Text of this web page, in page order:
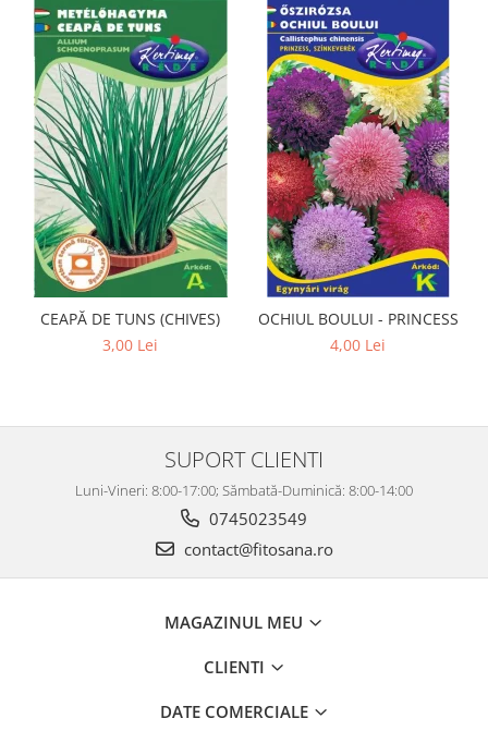
CEAPĂ DE TUNS (CHIVES)
3,00 Lei
OCHIUL BOULUI - PRINCESS
4,00 Lei
SUPORT CLIENTI
Luni-Vineri: 8:00-17:00; Sămbată-Duminică: 8:00-14:00
0745023549
contact@fitosana.ro
MAGAZINUL MEU
CLIENTI
DATE COMERCIALE